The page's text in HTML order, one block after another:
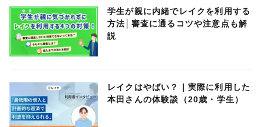
学生が親に内緒でレイクを利用する
方法│審査に通るコツや注意点も解
説
レイクはやばい？｜実際に利用した
本田さんの体験談（20歳・学生）